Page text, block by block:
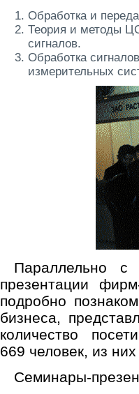
Обработка и
Теория и методы
сигналов.
Обработка
измерительных
Параллельно с
презентации
подробно
бизнеса,
количество
669 человек, из
Семинары-